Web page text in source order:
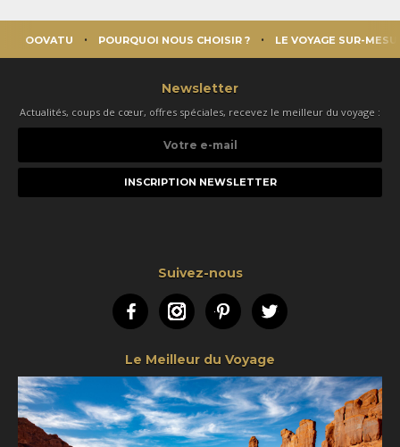
OOVATU POURQUOI NOUS CHOISIR ? LE VOYAGE SUR-
Newsletter
Actualités, coups de cœur, offres spéciales, recevez le meilleur du voyage :
e-
Suivez-nous
FacebookInstagramPinterestTwitter
Le Meilleur du Voyage